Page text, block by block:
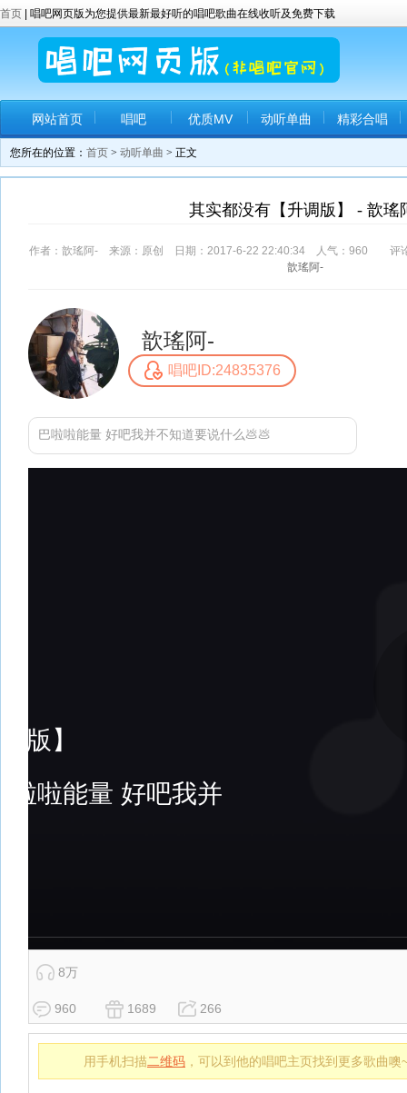
首页 | 唱吧网页版为您提供最新最好听的唱吧歌曲在线收听及免费下载
网站首页 唱吧 优质MV 动听单曲 精彩合唱
您所在的位置： 首页 > 动听单曲 > 正文
其实都没有【升调版】 - 歆瑤
作者：歆瑤阿- 来源：原创 日期：2017-6-22 22:40:34 人气： 960 评
歆瑤阿-
歆瑤阿-
唱吧ID:24835376
巴啦啦能量 好吧我并不知道要说什么💩💩
8万
960 1689 266
用手机扫描二维码 ，可以到他的唱吧主页找到更多歌曲噢